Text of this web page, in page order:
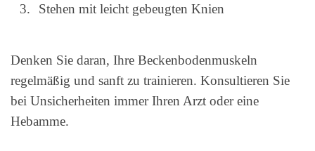
Stehen mit leicht gebeugten Knien
Denken Sie daran, Ihre Beckenbodenmuskeln
regelmäßig und sanft zu trainieren. Konsultieren Sie
bei Unsicherheiten immer Ihren Arzt oder eine
Hebamme.